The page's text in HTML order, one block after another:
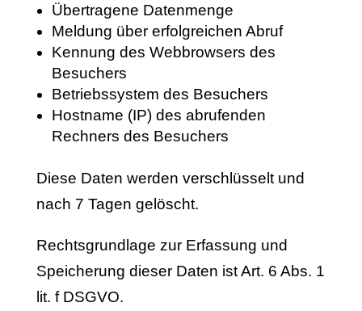
Übertragene Datenmenge
Meldung über erfolgreichen Abruf
Kennung des Webbrowsers des
Besuchers
Betriebssystem des Besuchers
Hostname (IP) des abrufenden
Rechners des Besuchers
Diese Daten werden verschlüsselt und
nach 7 Tagen gelöscht.
Rechtsgrundlage zur Erfassung und
Speicherung dieser Daten ist Art. 6 Abs. 1
lit. f DSGVO.